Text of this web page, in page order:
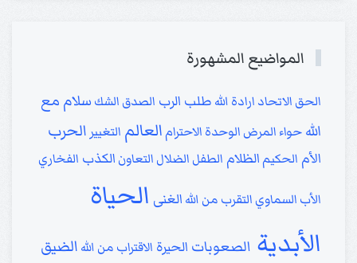
المواضيع المشهورة
الحق الاتحاد ارادة الله طلب الرب الصدق الشك سلام مع
الله حواء المرض الوحدة الاحترام العالم التغيير الحرب
الأم الحكيم الظلام الطفل الضلال التعاون الكذب الفخاري
الأب السماوي التقرب من الله الغنى الحياة
الأبدية الصعوبات الحيرة الاقتراب من الله الضيق